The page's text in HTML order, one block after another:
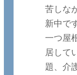
苦しな
新中で
一つ屋
居して
題、介